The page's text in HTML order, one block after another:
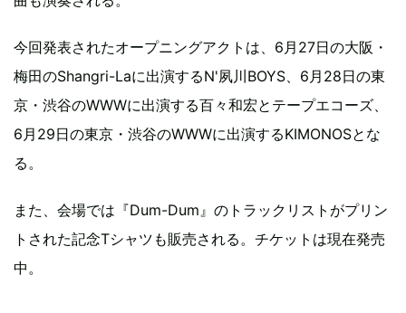
今回発表されたオープニングアクトは、6月27日の大阪・
梅田のShangri-Laに出演するN'夙川BOYS、6月28日の東
京・渋谷のWWWに出演する百々和宏とテープエコーズ、
6月29日の東京・渋谷のWWWに出演するKIMONOSとな
る。
また、会場では『Dum-Dum』のトラックリストがプリン
トされた記念Tシャツも販売される。チケットは現在発売
中。